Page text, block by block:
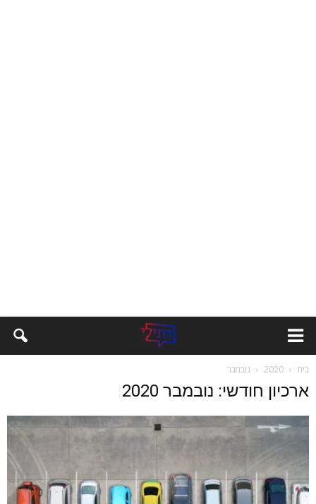
בית 2020 נובמבר
ארכיון חודשי: נובמבר 2020